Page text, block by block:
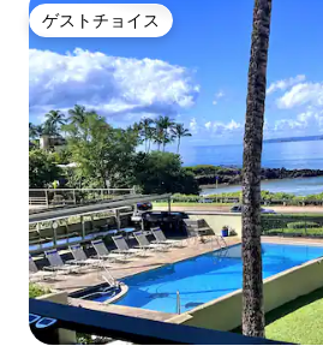
ゲストチョイス
ゲストチョイス